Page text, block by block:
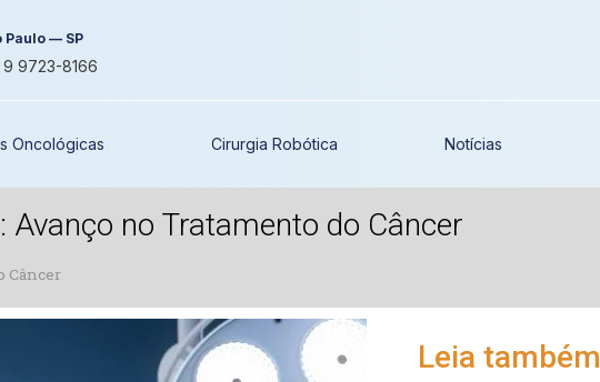
Paulo — SP
9 9723-8166
Oncológicas Cirurgia Robótica Notícias
no Tratamento do Câncer
Câncer
Leia também